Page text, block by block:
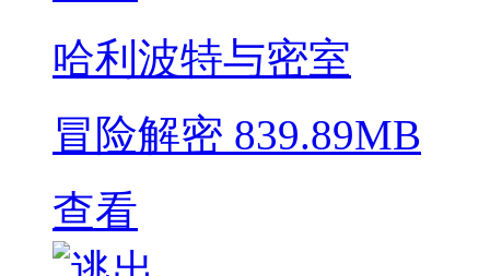
哈利波特与密室
冒险解密 839.89MB
查看